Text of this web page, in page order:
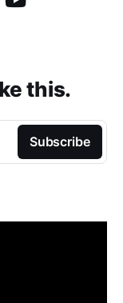
this.
Subscribe